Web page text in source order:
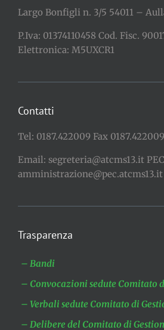
Largo Bonfigli n. 3/5 54011 –
P.Iva: 01374110458 Cod. Fisc.
Elettronica: M5UXCR1
Contatti
Tel: 0187.422009 Fax 0187.422009
Email: segreteria@atcms13.it
amministrazione@pec.atcms13.it
Trasparenza
– Bandi
– Convocazioni sedute Comitato
– Verbali sedute Comitato di
– Delibere del Comitato di